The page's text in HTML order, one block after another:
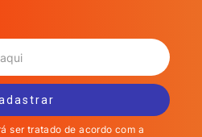
ser tratado de acordo com a